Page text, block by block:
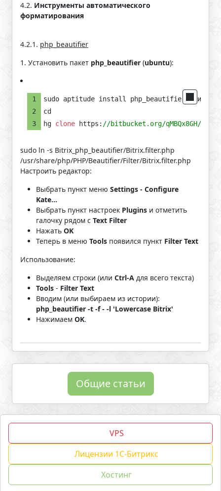
4.2. Инструменты автоматического
форматирования
4.2.1. php_beautifier
1. Установить пакет php_beautifier (ubuntu):
sudo aptitude install php_beautifier или
cd
hg clone https: //bitbucket.org/qMBQx8GH/
sudo ln -s Bitrix_php_beautifier/Bitrix.filter.php
/usr/share/php/PHP/Beautifier/Filter/Bitrix.filter.php
Настроить редактор:
Выбрать пункт меню Settings - Configure
Kate...
Выбрать пункт настроек Plugins и отметить
галочку рядом с Text Filter
Нажать OK
Теперь в меню Tools появился пункт Filter Text
Использование:
Выделяем строки (или Ctrl-A для всего текста)
Tools - Filter Text
Вводим (или выбираем из истории):
php_beautifier -t -f - -l 'Lowercase Bitrix'
Нажимаем OK.
Общие статьи
VPS
Лицензии 1С-Битрикс
Хостинг
copyright © 2016-2026 developed by1BX.host
Мы используем cookies для сбора обезличенных
персональных данных. Оставаясь на сайте, вы соглашаетесь на
сбор таких данных.
25.1150.100.Написать в